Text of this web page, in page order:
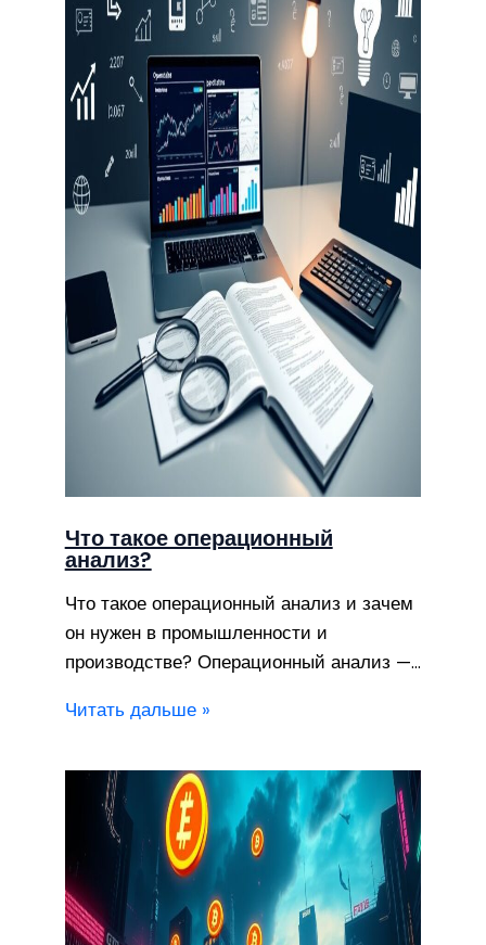
Что такое операционный
анализ?
Что такое операционный анализ и зачем
он нужен в промышленности и
производстве? Операционный анализ —…
Читать дальше »